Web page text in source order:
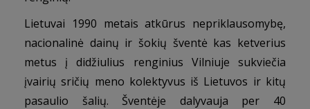
Lietuvai 1990 metais atkūrus nepriklausomybę,
nacionalinė dainų ir šokių šventė kas ketverius
metus į didžiulius renginius Vilniuje sukviečia
įvairių sričių meno kolektyvus iš Lietuvos ir kitų
pasaulio šalių. Šventėje dalyvauja per 40